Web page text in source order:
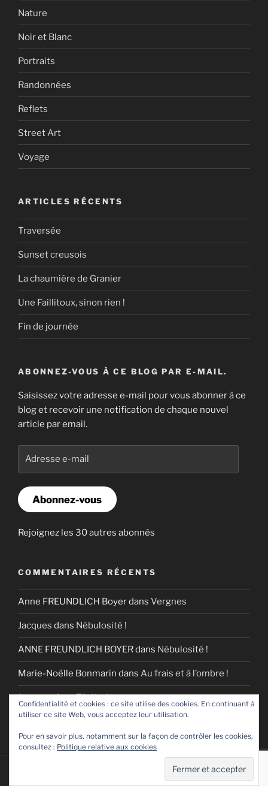
Nature
Noir et Blanc
Portraits
Randonnées
Reflets
Street Art
Voyage
ARTICLES RÉCENTS
Traversée
Sunset creusois
La chaumière de Granier
Une Faillitoux, sinon rien !
Fin de journée
ABONNEZ-VOUS À CE BLOG PAR E-MAIL.
Saisissez votre adresse e-mail pour vous abonner à ce
blog et recevoir une notification de chaque nouvel
article par email.
Abonnez-vous
Rejoignez les 30 autres abonnés
COMMENTAIRES RÉCENTS
Anne FREUNDLICH Boyerdans Vergnes
Jacques dans Nébulosité !
ANNE FREUNDLICH BOYERdans Nébulosité !
Marie-Noëlle Bonmarin dans Au frais et à l’ombre !
JacquesdansZénitude
Confidentialité et cookies : ce site utilise des cookies. En continuant à
utiliser ce site Web, vous acceptez leur utilisation.
Pour en savoir plus, notamment sur la façon de contrôler les cookies,
consultez : Politique relative aux cookies